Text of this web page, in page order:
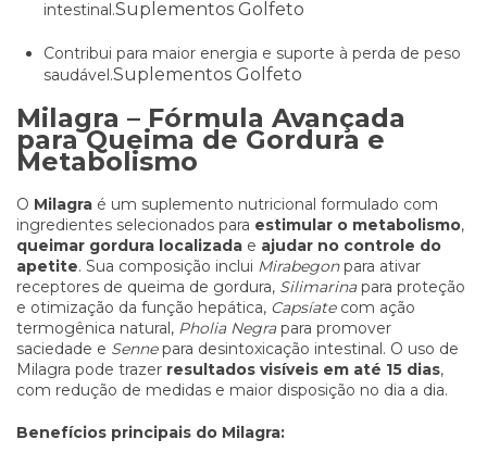
intestinal.Suplementos Golfeto
Contribui para maior energia e suporte à perda de peso
saudável.Suplementos Golfeto
Milagra – Fórmula Avançada
para Queima de Gordura e
Metabolismo
O Milagra é um suplemento nutricional formulado com
ingredientes selecionados para estimular o metabolismo,
queimar gordura localizada e ajudar no controle do
apetite. Sua composição inclui Mirabegonpara ativar
receptores de queima de gordura, Silimarinapara proteção
e otimização da função hepática, Capsíatecom ação
termogênica natural, Pholia Negrapara promover
saciedade e Sennepara desintoxicação intestinal. O uso de
Milagra pode trazer resultados visíveis em até 15 dias,
com redução de medidas e maior disposição no dia a dia.
Benefícios principais do Milagra: